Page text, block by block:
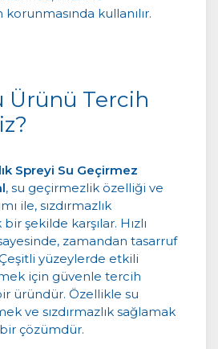
korunmasında kullanılır.
Ürünü Tercih
Spreyi Su Geçirmez
, su geçirmezlik özelliği ve
ile, sızdırmazlık
bir şekilde karşılar. Hızlı
zamandan tasarruf
yüzeylerde etkili
için güvenle tercih
üründür. Özellikle su
ve sızdırmazlık sağlamak
çözümdür.